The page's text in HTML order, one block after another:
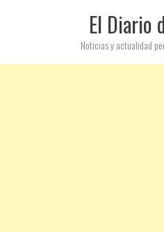
El Diario
Noticias y actualidad